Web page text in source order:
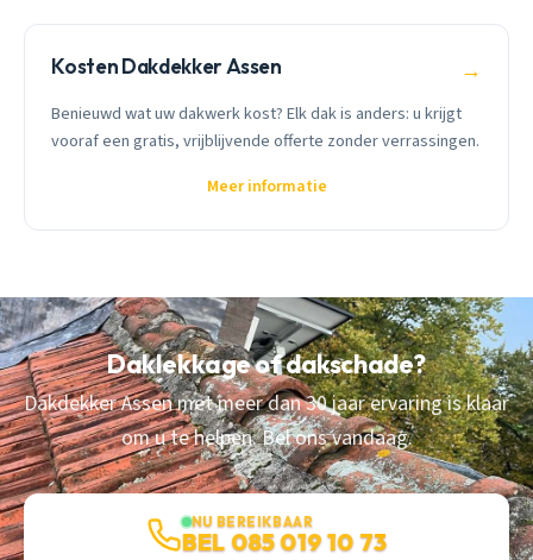
Kosten Dakdekker Assen →
Benieuwd wat uw dakwerk kost? Elk dak is anders: u krijgt
vooraf een gratis, vrijblijvende offerte zonder verrassingen.
Meer informatie
Daklekkage of dakschade?
Dakdekker Assen met meer dan 30 jaar ervaring is klaar
om u te helpen. Bel ons vandaag.
NU BEREIKBAAR
BEL 085 019 10 73